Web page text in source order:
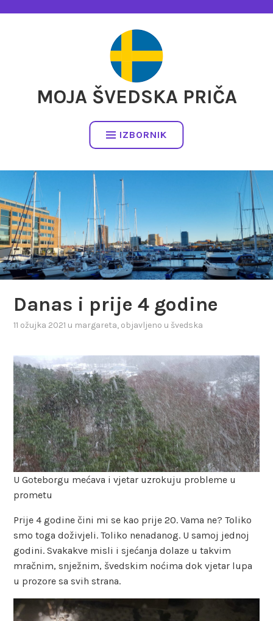
MOJA ŠVEDSKA PRIČA
IZBORNIK
Danas i prije 4 godine
11 ožujka 2021 u margareta, objavljeno u švedska
U Goteborgu mećava i vjetar uzrokuju probleme u
prometu
Prije 4 godine čini mi se kao prije 20. Vama ne? Toliko
smo toga doživjeli. Toliko nenadanog. U samoj jednoj
godini. Svakakve misli i sjećanja dolaze u takvim
mračnim, snježnim, švedskim noćima dok vjetar lupa
u prozore sa svih strana.